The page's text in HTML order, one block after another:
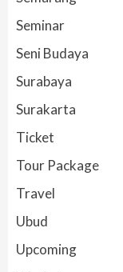
Seminar
Seni Budaya
Surabaya
Surakarta
Ticket
Tour Package
Travel
Ubud
Upcoming